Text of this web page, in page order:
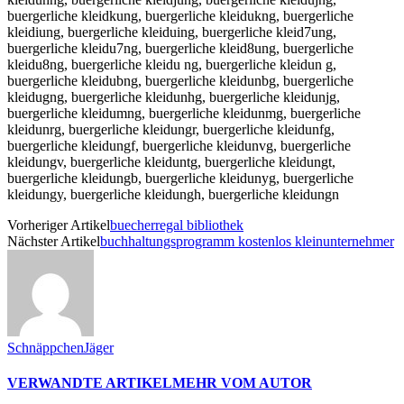
Vorheriger Artikelbuecherregal bibliothek
Nächster Artikelbuchhaltungsprogramm kostenlos kleinunternehmer
SchnäppchenJäger
VERWANDTE ARTIKELMEHR VOM AUTOR